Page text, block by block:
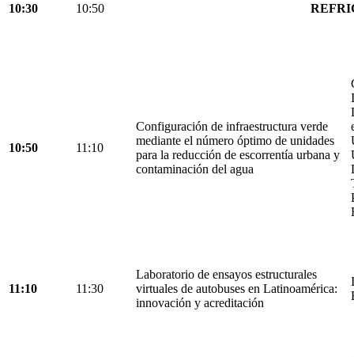
10:30 10:50
10:50 11:10
Configuración de infraestructura verde
mediante el número óptimo de unidades
para la reducción de escorrentía urbana y
contaminación del agua
11:10 11:30
Laboratorio de ensayos estructurales
virtuales de autobuses en Latinoamérica:
innovación y acreditación